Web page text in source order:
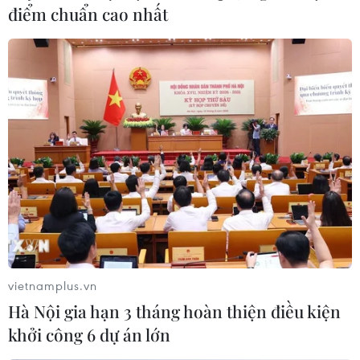
tỉnh Lào Cai mưa to kéo dài diện rộng khiến nhiều khu
đời sống sinh hoạt của người dân.
điểm chuẩn cao nhất
vietnamplus.vn
Hà Nội gia hạn 3 tháng hoàn thiện điều kiện
khởi công 6 dự án lớn